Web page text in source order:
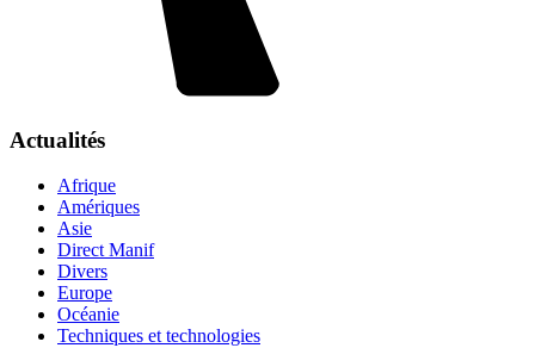
Actualités
Afrique
Amériques
Asie
Direct Manif
Divers
Europe
Océanie
Techniques et technologies